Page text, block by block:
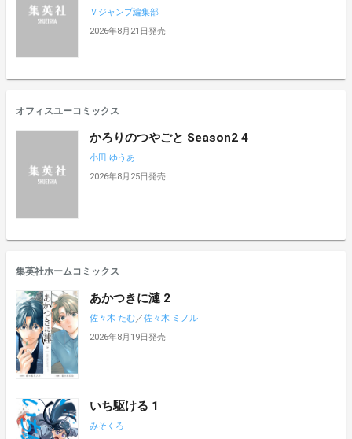
Ｖジャンプ編集部
2026年8月21日発売
オフィスユーコミックス
かろりのつやごと Season2 4
小田 ゆうあ
2026年8月25日発売
集英社ホームコミックス
あかつきに漣 2
佐々木 たむ／佐々木 ミノル
2026年8月19日発売
いち駆ける 1
みそくろ